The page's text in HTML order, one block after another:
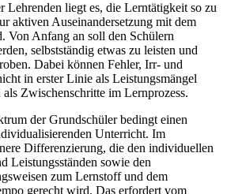
Lehrenden liegt es, die Lerntätigkeit so zu
aktiven Auseinandersetzung mit dem
Von Anfang an soll den Schülern
selbstständig etwas zu leisten und
Dabei können Fehler, Irr- und
in erster Linie als Leistungsmängel
als Zwischenschritte im Lernprozess.
der Grundschüler bedingt einen
Unterricht. Im
Differenzierung, die den individuellen
Leistungsständen sowie den
zum Lernstoff und dem
gerecht wird. Das erfordert vom